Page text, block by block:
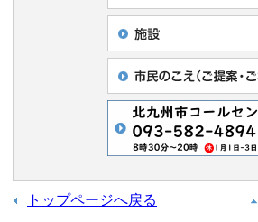
トップページへ戻る